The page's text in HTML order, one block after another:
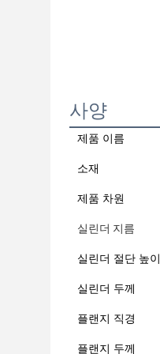
사양
제품 이름
소재
제품 차원
실린더 지름
실린더 절단 높이
실린더 두께
플랜지 직경
플랜지 두께